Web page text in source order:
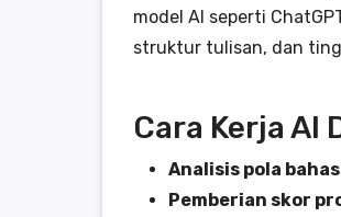
model AI seperti
struktur tulisan, dan
Cara Kerja AI
Analisis pola
Pemberian skor